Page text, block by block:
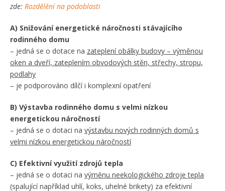
zde: Rozdělění na podoblasti
A) Snižování energetické náročnosti stávajícího
rodinného domu
– jedná se o dotace na zateplení obálky budovy – výměnou
oken a dveří, zateplením obvodových stěn, střechy, stropu,
podlahy
– je podporováno dílčí i komplexní opatření
B) Výstavba rodinného domu s velmi nízkou
energetickou náročností
– jedná se o dotaci na výstavbu nových rodinných domů s
velmi nízkou energetickou náročností
C) Efektivní využití zdrojů tepla
– jedná se o dotaci na výměnu neekologického zdroje tepla
(spalující například uhlí, koks, uhelné brikety) za efektivní